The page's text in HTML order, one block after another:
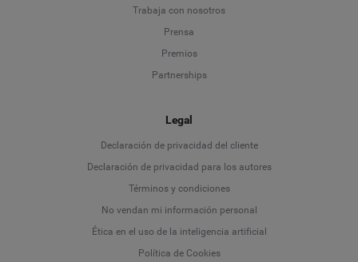
Trabaja con nosotros
Prensa
Premios
Partnerships
Legal
Declaración de privacidad del cliente
Declaración de privacidad para los autores
Términos y condiciones
No vendan mi información personal
Ética en el uso de la inteligencia artificial
Política de Cookies